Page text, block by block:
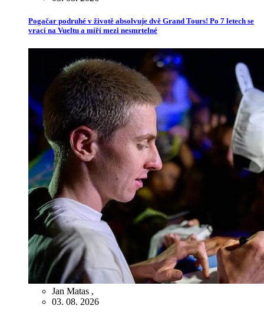
Pogačar podruhé v životě absolvuje dvě Grand Tours! Po 7 letech se
vrací na Vueltu a míří mezi nesmrtelné
Jan Matas ,
03. 08. 2026